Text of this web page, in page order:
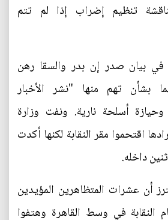
تنظيم إضراب إذا لم تتم
في بيان صدر إن بدر والسقا رهن
بشأن تهم منها "نشر الأخبار
وحيازة أسلحة نارية. ونفت وزارة
اقتحموا مقر النقابة لكنها أكدت
داخله.
أن عشرات المتظاهرين المؤيدين
النقابة في وسط القاهرة وهتفوا